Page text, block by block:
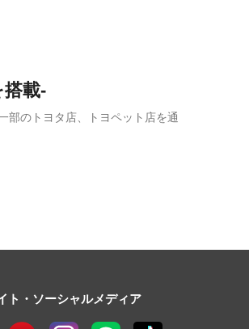
載-
部のトヨタ店、トヨペット店を通
ト・ソーシャルメディア